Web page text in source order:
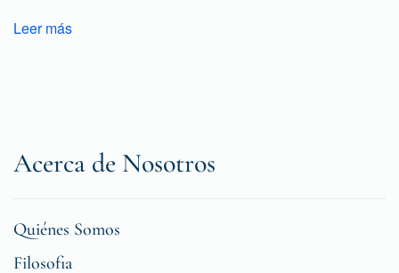
Leer más
Acerca de Nosotros
Quiénes Somos
Filosofia